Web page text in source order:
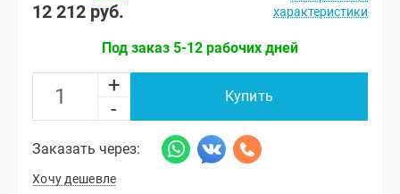
12 212 руб.
характеристики
Под заказ 5-12 рабочих дней
+
-
Купить
Заказать через:
Хочу дешевле